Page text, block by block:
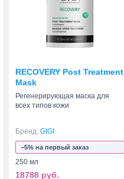
RECOVERY Post Treatment
Mask
Регенерирующая маска для
всех типов кожи
Бренд: GIGI
−5% на первый заказ
250 мл
18788 руб.